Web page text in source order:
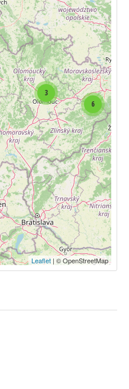
3
6
Leaflet| © OpenStreetMap